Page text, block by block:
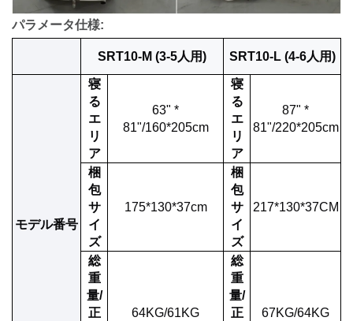
パラメータ仕様:
SRT10-M (3-5人用) SRT10-L (4-6人用)
モデル番号
寝
る
エ
リ
ア
63" *
81"/160*205cm
寝
る
エ
リ
ア
87" *
81"/220*205cm
梱
包
サ
イ
ズ
175*130*37cm
梱
包
サ
イ
ズ
217*130*37CM
総
重
量/
正
64KG/61KG
総
重
量/
正
67KG/64KG